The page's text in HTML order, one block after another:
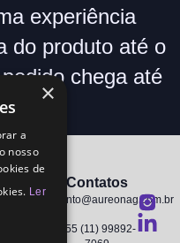
experiência
do produto até o
chega até
Contatos
atendimento@aureonag.com.br
+55 (11) 99892-
×
a
nosso
de
Ler